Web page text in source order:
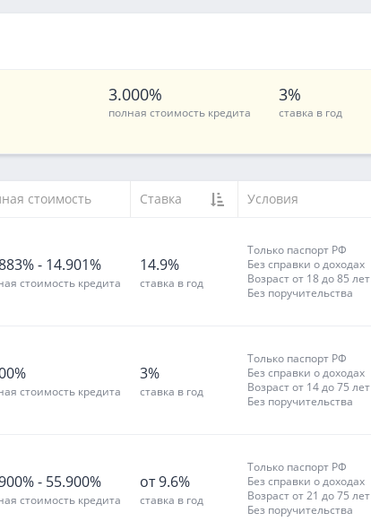
3.000%
полная стоимость кредита
3%
ставка в год
стоимость Ставка Условия
- 14.901%
стоимость кредита
14.9%
ставка в год
Только паспорт РФ
Без справки о доходах
Возраст от 18 до 85 лет
Без поручительства
стоимость кредита
3%
ставка в год
Только паспорт РФ
Без справки о доходах
Возраст от 14 до 75 лет
Без поручительства
- 55.900%
стоимость кредита
от 9.6%
ставка в год
Только паспорт РФ
Без справки о доходах
Возраст от 21 до 75 лет
Без поручительства